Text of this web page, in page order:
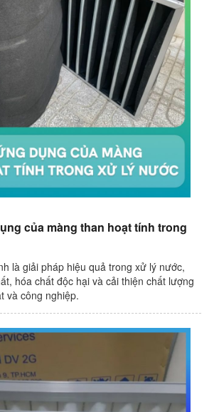
của màng than hoạt tính trong
là giải pháp hiệu quả trong xử lý nước,
hóa chất độc hại và cải thiện chất lượng
và công nghiệp.